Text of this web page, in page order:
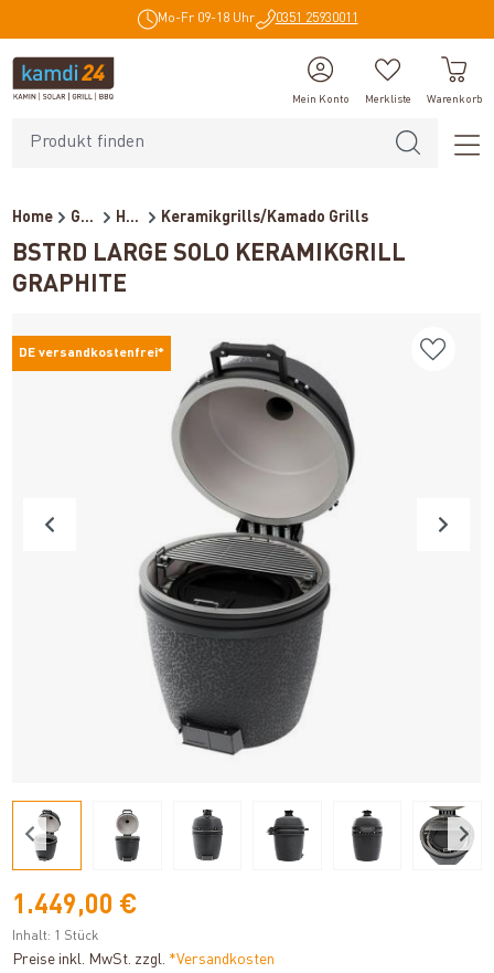
Mo-Fr 09-18 Uhr 0351 25930011
Mein Konto Merkliste Warenkorb
Home Grills Holzkohlegrills Keramikgrills/Kamado Grills
BSTRD LARGE SOLO KERAMIKGRILL
GRAPHITE
DE versandkostenfrei*
1.449,00 €
Inhalt: 1 Stück
Preise inkl. MwSt. zzgl. *Versandkosten